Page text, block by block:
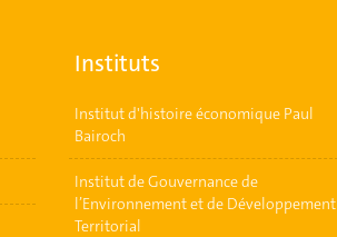
Instituts
Institut d'histoire économique Paul
Bairoch
Institut de Gouvernance de
l’Environnement et de Développement
Territorial